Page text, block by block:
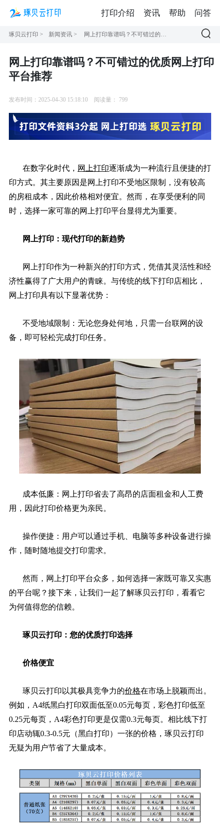
琢贝云打印 > 新闻资讯 >
网上打印靠谱吗？不可错过的优质网上打印
平台推荐
发布时间：2025-04-30 15:18:10 阅读量： 799
在数字化时代， 网上打印逐渐成为一种流行且便捷的打
印方式。其主要原因是网上打印不受地区限制，没有较高
的房租成本，因此价格相对便宜。然而，在享受便利的同
时，选择一家可靠的网上打印平台显得尤为重要。
网上打印：现代打印的新趋势
网上打印作为一种新兴的打印方式，凭借其灵活性和经
济性赢得了广大用户的青睐。与传统的线下打印店相比，
网上打印具有以下显著优势：
不受地域限制：无论您身处何地，只需一台联网的设
备，即可轻松完成打印任务。
成本低廉：网上打印省去了高昂的店面租金和人工费
用，因此打印价格更为亲民。
操作便捷：用户可以通过手机、电脑等多种设备进行操
作，随时随地提交打印需求。
然而，网上打印平台众多，如何选择一家既可靠又实惠
的平台呢？接下来，让我们一起了解琢贝云打印，看看它
为何值得您的信赖。
琢贝云打印：您的优质打印选择
价格便宜
琢贝云打印以其极具竞争力的价格在市场上脱颖而出。
例如，A4纸黑白打印双面低至0.05元每页，彩色打印低至
0.25元每页，A4彩色打印更是仅需0.3元每页。相比线下打
印店动辄0.3-0.5元（黑白打印）一张的价格，琢贝云打印
无疑为用户节省了大量成本。
打印介绍 资讯 帮助 问答